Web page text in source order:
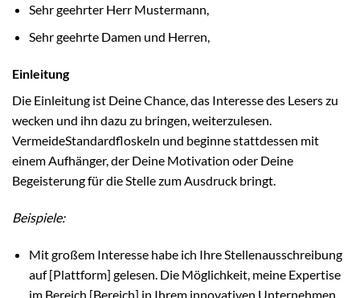
Sehr geehrter Herr Mustermann,
Sehr geehrte Damen und Herren,
Einleitung
Die Einleitung ist Deine Chance, das Interesse des Lesers zu
wecken und ihn dazu zu bringen, weiterzulesen.
VermeideStandardfloskeln und beginne stattdessen mit
einem Aufhänger, der Deine Motivation oder Deine
Begeisterung für die Stelle zum Ausdruck bringt.
Beispiele:
Mit großem Interesse habe ich Ihre Stellenausschreibung
auf [Plattform] gelesen. Die Möglichkeit, meine Expertise
im Bereich [Bereich] in Ihrem innovativen Unternehmen